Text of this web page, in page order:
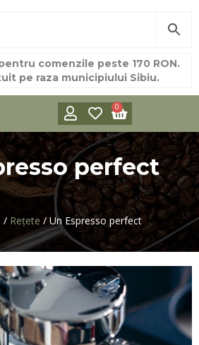
comenzile peste 170 RON.
pe raza municipiului Sibiu.
0
perfect
/ Rețete / Un Espresso perfect